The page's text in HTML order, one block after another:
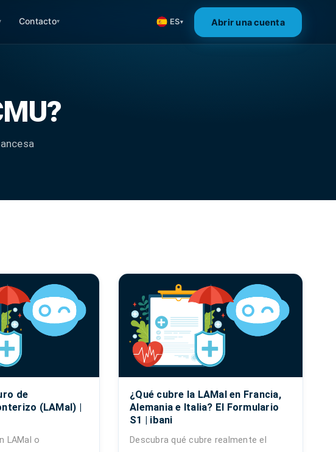
Contacto▾ ES▾ Abrir una cuenta
de
(LAMal) |
LAMal o
¿Qué cubre la LAMal en Francia,
Alemania e Italia? El Formulario
S1 | ibani
Descubra qué cubre realmente el